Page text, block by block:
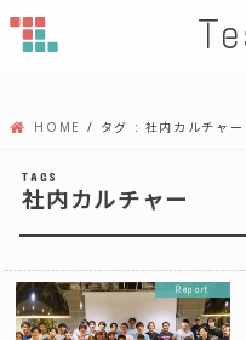
HOME タグ : 社内カルチャー
社内カルチャー
Report